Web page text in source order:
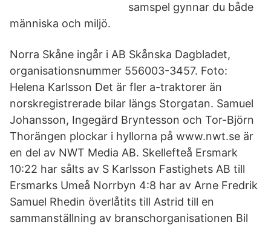
samspel gynnar du både
människa och miljö.
Norra Skåne ingår i AB Skånska Dagbladet,
organisationsnummer 556003-3457. Foto:
Helena Karlsson Det är fler a-traktorer än
norskregistrerade bilar längs Storgatan. Samuel
Johansson, Ingegärd Bryntesson och Tor-Björn
Thorängen plockar i hyllorna på www.nwt.se är
en del av NWT Media AB. Skellefteå Ersmark
10:22 har sålts av S Karlsson Fastighets AB till
Ersmarks Umeå Norrbyn 4:8 har av Arne Fredrik
Samuel Rhedin överlåtits till Astrid till en
sammanställning av branschorganisationen Bil